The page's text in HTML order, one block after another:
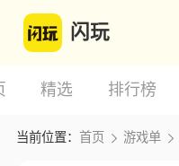
闪玩
精选 排行榜
当前位置： 首页 游戏单